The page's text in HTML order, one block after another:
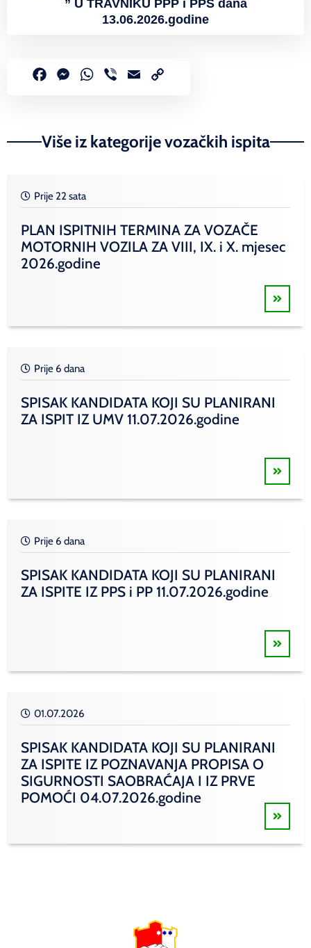
” U TRAVNIKU PPP i PPS dana
13.06.2026.godine
FacebookMessenger
WhatsApp
Viber Email
Više iz kategorije vozačkih ispita
Prije 22 sata
PLAN ISPITNIH TERMINA ZA VOZAČE
MOTORNIH VOZILA ZA VIII, IX. i X. mjesec
2026.godine
Prije 6 dana
SPISAK KANDIDATA KOJI SU PLANIRANI
ZA ISPIT IZ UMV 11.07.2026.godine
Prije 6 dana
SPISAK KANDIDATA KOJI SU PLANIRANI
ZA ISPITE IZ PPS i PP 11.07.2026.godine
01.07.2026
SPISAK KANDIDATA KOJI SU PLANIRANI
ZA ISPITE IZ POZNAVANJA PROPISA O
SIGURNOSTI SAOBRAĆAJA I IZ PRVE
POMOĆI 04.07.2026.godine